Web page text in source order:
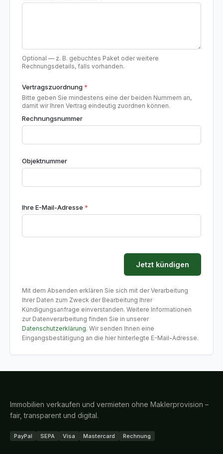
Optional — z. B. gebuchtes Paket oder weitere
Rechnungsdetails, falls vorhanden.
Vertragszuordnung*
Bitte geben Sie mindestens eine der beiden Nummern an,
damit wir Ihren Vertrag eindeutig zuordnen können.
Rechnungsnummer
Objektnummer
Ihre E-Mail-Adresse *
Jetzt kündigen
Mit dem Absenden erklären Sie sich mit der Verarbeitung
Ihrer Daten zum Zweck der Bearbeitung Ihrer
Kündigungsanfrage einverstanden. Weitere Informationen
zur Datenverarbeitung finden Sie in unserer
Datenschutzerklärung. Wir senden Ihnen eine
Eingangsbestätigung an die hier hinterlegte E-Mail-Adresse.
Immobilien verkaufen und vermieten ohne Maklerprovision –
fair, transparent und digital.
PayPal SEPA Visa Mastercard Rechnung